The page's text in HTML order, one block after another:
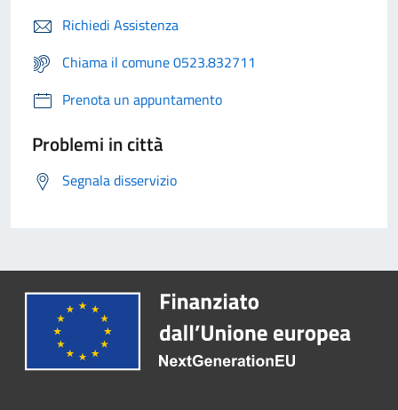
Richiedi Assistenza
Chiama il comune 0523.832711
Prenota un appuntamento
Problemi in città
Segnala disservizio